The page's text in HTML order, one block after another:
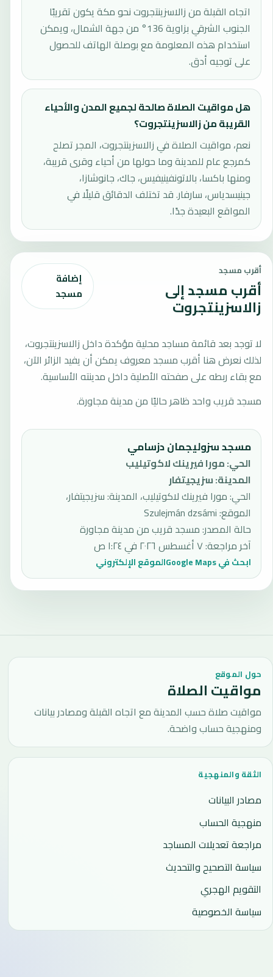
اتجاه القبلة من زالاسزينتجروت نحو مكة يكون تقريبًا
الجنوب الشرقي بزاوية 136° من جهة الشمال، ويمكن
استخدام هذه المعلومة مع بوصلة الهاتف للحصول
على توجيه أدق.
هل مواقيت الصلاة صالحة لجميع المدن والأحياء
القريبة من زالاسزينتجروت؟
نعم، مواقيت الصلاة في زالاسزينتجروت، المجر تصلح
كمرجع عام للمدينة وما حولها من أحياء وقرى قريبة،
ومنها باكسا، بالاتونفينيفيس، جاك، جانوشازا،
جينيسدياس، سارفار. قد تختلف الدقائق قليلًا في
المواقع البعيدة جدًا.
أقرب مسجد
أقرب مسجد إلى
زالاسزينتجروت
إضافة
مسجد
لا توجد بعد قائمة مساجد محلية مؤكدة داخل زالاسزينتجروت،
لذلك نعرض هنا أقرب مسجد معروف يمكن أن يفيد الزائر الآن،
مع بقاء ربطه على صفحته الأصلية داخل مدينته الأساسية.
مسجد قريب واحد ظاهر حاليًا من مدينة مجاورة.
مسجد سزوليجمان دزسامي
الحي:مورا فيرينك لاكوتيليب
المدينة:سزيجيتفار
الحي: مورا فيرينك لاكوتيليب، المدينة: سزيجيتفار،
الموقع: Szulejmán dzsámi
حالة المصدر:مسجد قريب من مدينة مجاورة
آخر مراجعة:٧ أغسطس ٢٠٢٦ في ١:٢٤ ص
ابحث في Google Maps الموقع الإلكتروني
حول الموقع
مواقيت الصلاة
مواقيت صلاة حسب المدينة مع اتجاه القبلة ومصادر بيانات
ومنهجية حساب واضحة.
الثقة والمنهجية
مصادر البيانات
منهجية الحساب
مراجعة تعديلات المساجد
سياسة التصحيح والتحديث
التقويم الهجري
سياسة الخصوصية